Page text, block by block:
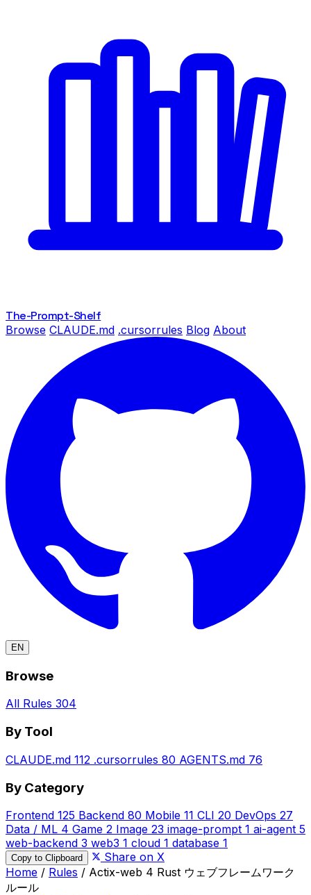
The-Prompt-Shelf
Browse CLAUDE.md .cursorrules Blog About
EN
Browse
All Rules 304
By Tool
CLAUDE.md 112 .cursorrules 80 AGENTS.md 76
By Category
Frontend 125 Backend 80 Mobile 11 CLI 20 DevOps 27
Data / ML 4 Game 2 Image 23 image-prompt 1 ai-agent 5
web-backend 3 web3 1 cloud 1 database 1
Copy to Clipboard
Share on X
Home / Rules / Actix-web 4 Rust ウェブフレームワーク
ルール